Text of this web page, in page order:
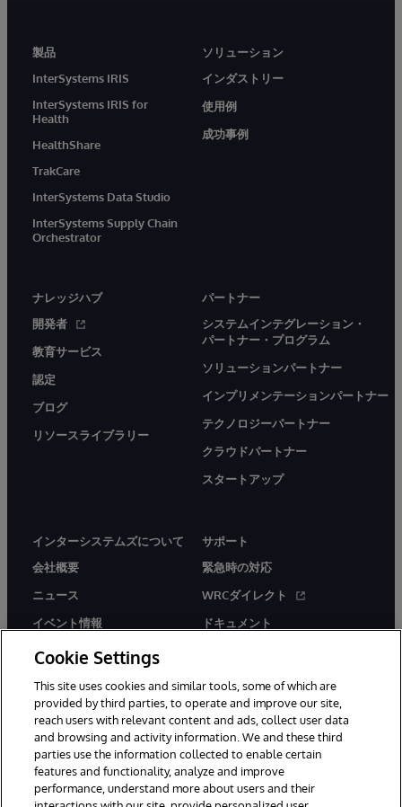
製品
InterSystems IRIS
InterSystems IRIS for
Health
HealthShare
TrakCare
InterSystems Data Studio
InterSystems Supply Chain
Orchestrator
ソリューション
インダストリー
使用例
成功事例
ナレッジハブ
開発者
教育サービス
認定
ブログ
リソースライブラリー
パートナー
システムインテグレーション・
パートナー・プログラム
ソリューションパートナー
インプリメンテーションパートナー
テクノロジーパートナー
クラウドパートナー
スタートアップ
インターシステムズについて
会社概要
ニュース
イベント情報
採用情報
サポート
緊急時の対応
WRCダイレクト
ドキュメント
© 1996-2026Y InterSystems Corporation, Boston, MA. All Rights
Reserved.
Cookie Settings
This site uses cookies and similar tools, some of which are
provided by third parties, to operate and improve our site,
reach users with relevant content and ads, collect user data
and browsing and activity information. We and these third
parties use the information collected to enable certain
features and functionality, analyze and improve
performance, understand more about users and their